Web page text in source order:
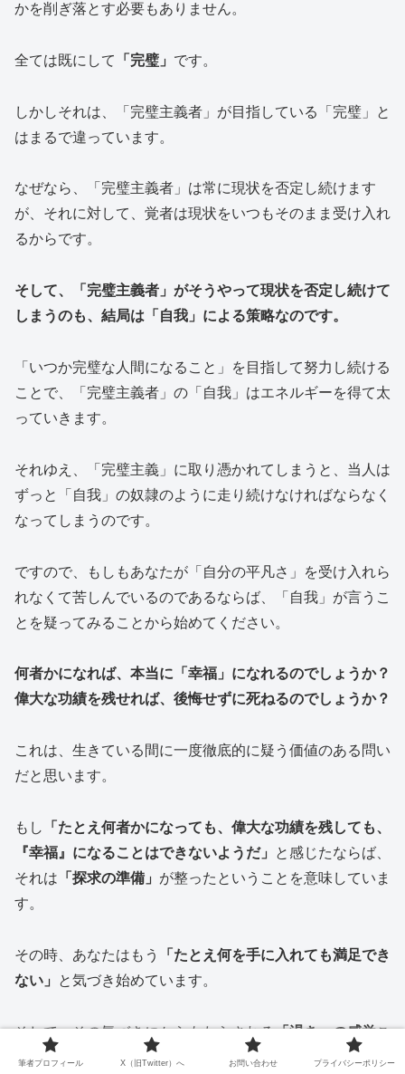
かを削ぎ落とす必要もありません。
全ては既にして 「完璧」 です。
しかしそれは、「完璧主義者」が目指している「完璧」と
はまるで違っています。
なぜなら、「完璧主義者」は常に現状を否定し続けます
が、それに対して、覚者は現状をいつもそのまま受け入れ
るからです。
そして、「完璧主義者」がそうやって現状を否定し続けて
しまうのも、結局は「自我」による策略なのです。
「いつか完璧な人間になること」を目指して努力し続ける
ことで、「完璧主義者」の「自我」はエネルギーを得て太
っていきます。
それゆえ、「完璧主義」に取り憑かれてしまうと、当人は
ずっと「自我」の奴隷のように走り続けなければならなく
なってしまうのです。
ですので、もしもあなたが「自分の平凡さ」を受け入れら
れなくて苦しんでいるのであるならば、「自我」が言うこ
とを疑ってみることから始めてください。
何者かになれば、本当に「幸福」になれるのでしょうか？
偉大な功績を残せれば、後悔せずに死ねるのでしょうか？
これは、生きている間に一度徹底的に疑う価値のある問い
だと思います。
もし
「たとえ何者かになっても、偉大な功績を残しても、
『幸福』になることはできないようだ」
と感じたならば、
それは 「探求の準備」 が整ったということを意味していま
す。
その時、あなたはもう
「たとえ何を手に入れても満足でき
ない」
と気づき始めています。
そして、その気づきにからもたらされる「渇き」の感覚こ
そが、「真理」の探求の原動力となるのです。
筆者プロフィール X（旧Twitter）へ お問い合わせ プライバシーポリシー